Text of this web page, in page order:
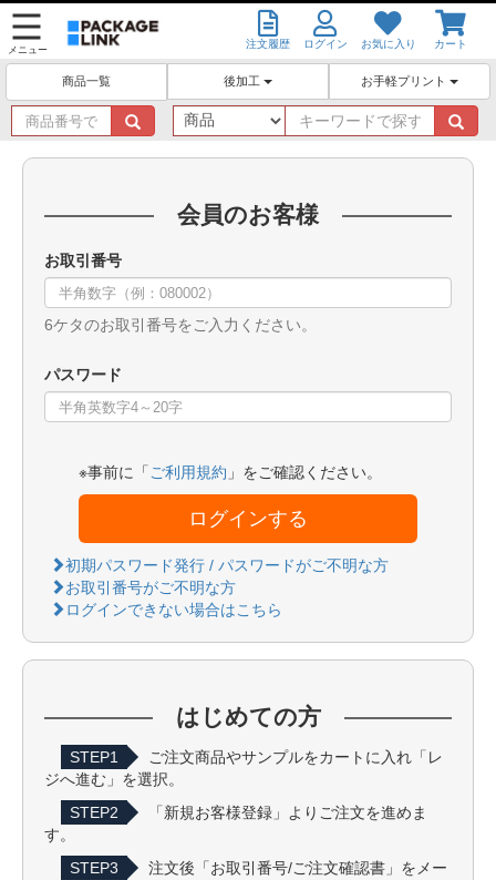
メニュー 注文履歴 ログイン お気に入り カート
商品一覧 後加工 お手軽プリント
商
品
番
キ
ー
ワ
会員のお客様
お取引番号
6ケタのお取引番号をご入力ください。
パスワード
※事前に「 ご利用規約 」をご確認ください。
ログインする
初期パスワード発行 / パスワードがご不明な方
お取引番号がご不明な方
ログインできない場合はこちら
はじめての方
STEP1
ご注文商品やサンプルをカートに入れ「レ
ジへ進む」を選択。
STEP2
「新規お客様登録」よりご注文を進めま
す。
STEP3
注文後「お取引番号/ご注文確認書」をメー